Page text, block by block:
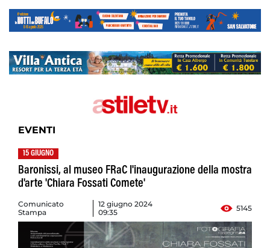
EVENTI
15 GIUGNO
Baronissi, al museo FRaC l'inaugurazione della mostra
d'arte 'Chiara Fossati Comete'
Comunicato
Stampa
12 giugno 2024
09:35
5145